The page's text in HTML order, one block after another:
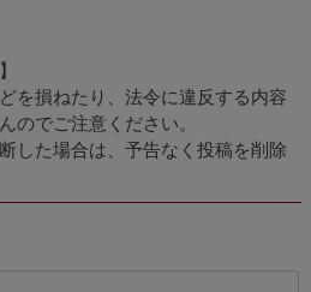
を損ねたり、法令に違反する内容
のでご注意ください。
した場合は、予告なく投稿を削除